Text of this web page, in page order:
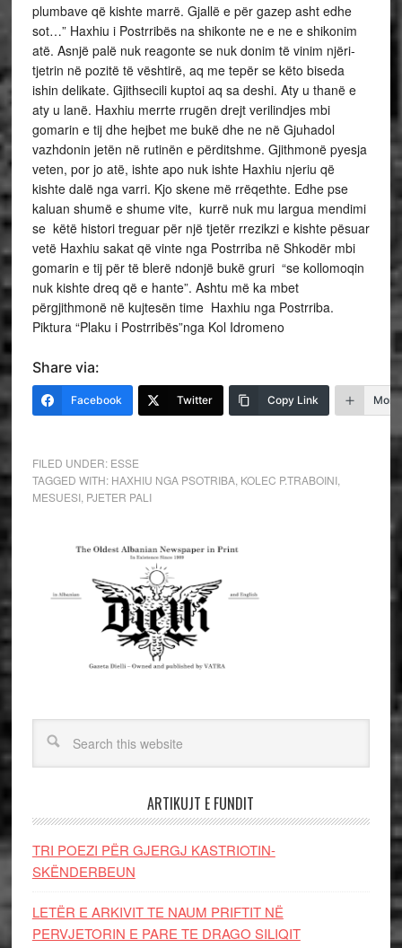
plumbave që kishte marrë. Gjallë e për gazep asht edhe
sot…” Haxhiu i Postrribës na shikonte ne e ne e shikonim
atë. Asnjë palë nuk reagonte se nuk donim të vinim njëri-
tjetrin në pozitë të vështirë, aq me tepër se këto biseda
ishin delikate. Gjithsecili kuptoi aq sa deshi. Aty u thanë e
aty u lanë. Haxhiu merrte rrugën drejt verilindjes mbi
gomarin e tij dhe hejbet me bukë dhe ne në Gjuhadol
vazhdonin jetën në rutinën e përditshme. Gjithmonë pyesja
veten, por jo atë, ishte apo nuk ishte Haxhiu njeriu që
kishte dalë nga varri. Kjo skene më rrëqethte. Edhe pse
kaluan shumë e shume vite, kurrë nuk mu largua mendimi
se këtë histori treguar për një tjetër rrezikzi e kishte pësuar
vetë Haxhiu sakat që vinte nga Postrriba në Shkodër mbi
gomarin e tij për të blerë ndonjë bukë gruri “se kollomoqin
nuk kishte dreq që e hante”. Ashtu më ka mbet
përgjithmonë në kujtesën time Haxhiu nga Postrriba.
Piktura “Plaku i Postrribës”nga Kol Idromeno
Share via:
Facebook Twitter Copy Link More
FILED UNDER: ESSE
TAGGED WITH: HAXHIU NGA PSOTRIBA, KOLEC P.TRABOINI,
MESUESI, PJETER PALI
ARTIKUJT E FUNDIT
TRI POEZI PËR GJERGJ KASTRIOTIN-
SKËNDERBEUN
LETËR E ARKIVIT TE NAUM PRIFTIT NË
PERVJETORIN E PARE TE DRAGO SILIQIT